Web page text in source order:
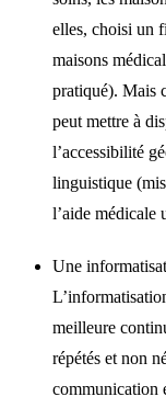
elles, choisi un
maisons
pratiqué). Mais
peut mettre à
l’accessibilité
linguistique
l’aide médicale
Une
meilleure
répétés et non
communication